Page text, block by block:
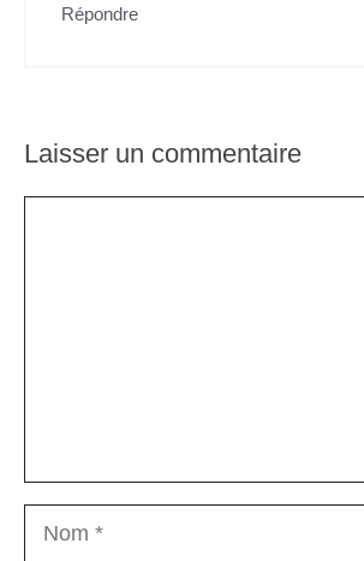
Répondre
Laisser un commentaire
Nom